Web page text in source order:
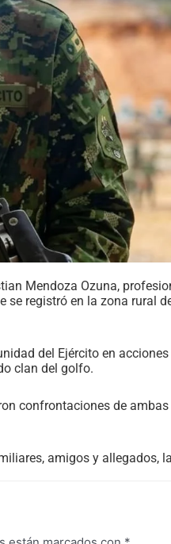
Mendoza Ozuna,
se registró en la zona rural
del Ejército en
clan del golfo.
confrontaciones de
amigos y allegados,